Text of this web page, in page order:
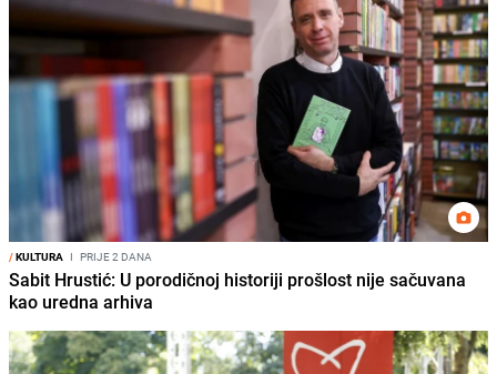
/KULTURA I PRIJE 2 DANA
Sabit Hrustić: U porodičnoj historiji prošlost nije sačuvana
kao uredna arhiva